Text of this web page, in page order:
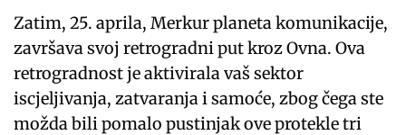
Zatim, 25. aprila, Merkur planeta komunikacije,
završava svoj retrogradni put kroz Ovna. Ova
retrogradnost je aktivirala vaš sektor
iscjeljivanja, zatvaranja i samoće, zbog čega ste
možda bili pomalo pustinjak ove protekle tri